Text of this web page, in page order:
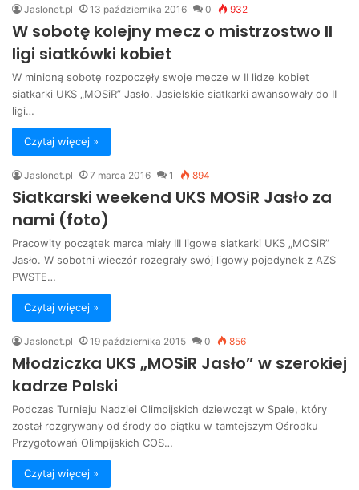
Jaslonet.pl 13 października 2016 0 932
W sobotę kolejny mecz o mistrzostwo II
ligi siatkówki kobiet
W minioną sobotę rozpoczęły swoje mecze w II lidze kobiet
siatkarki UKS „MOSiR” Jasło. Jasielskie siatkarki awansowały do II
ligi…
Czytaj więcej »
Jaslonet.pl 7 marca 2016 1 894
Siatkarski weekend UKS MOSiR Jasło za
nami (foto)
Pracowity początek marca miały III ligowe siatkarki UKS „MOSiR”
Jasło. W sobotni wieczór rozegrały swój ligowy pojedynek z AZS
PWSTE…
Czytaj więcej »
Jaslonet.pl 19 października 2015 0 856
Młodziczka UKS „MOSiR Jasło” w szerokiej
kadrze Polski
Podczas Turnieju Nadziei Olimpijskich dziewcząt w Spale, który
został rozgrywany od środy do piątku w tamtejszym Ośrodku
Przygotowań Olimpijskich COS…
Czytaj więcej »